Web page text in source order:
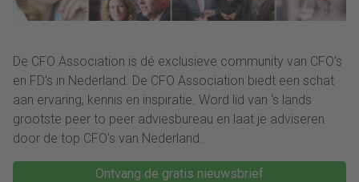
De CFO Association is dé exclusieve community van CFO's
en FD's in Nederland. De CFO Association biedt een schat
aan ervaring, kennis en inspiratie. Word lid van ‘s lands
grootste peer to peer adviesbureau en laat je adviseren
door de top CFO's van Nederland.
Ontvang de gratis nieuwsbrief